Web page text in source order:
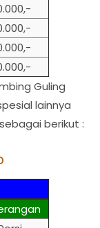
Guling
lainnya
berikut :